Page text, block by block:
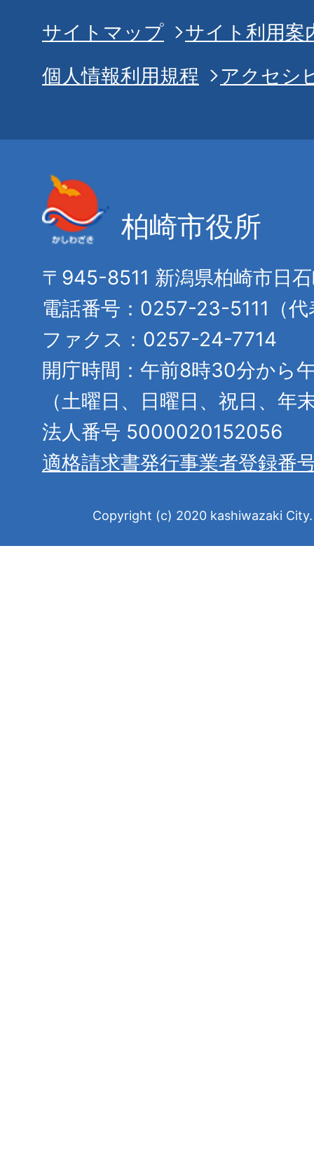
サイトマップ
サイト利用案
個人情報利用規程
アクセシ
柏崎市役所
〒945-8511 新潟県柏崎市日
電話番号：0257-23-5111（代
ファクス：0257-24-7714
開庁時間：午前8時30分から
（土曜日、日曜日、祝日、年
法人番号 5000020152056
適格請求書発行事業者登録番
Copyright (c) 2020 kashiwazaki